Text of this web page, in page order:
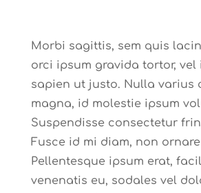
Morbi sagittis, sem quis
orci ipsum gravida tortor, vel
sapien ut justo. Nulla varius
magna, id molestie ipsum
Suspendisse consectetur
Fusce id mi diam, non
Pellentesque ipsum erat,
venenatis eu, sodales vel